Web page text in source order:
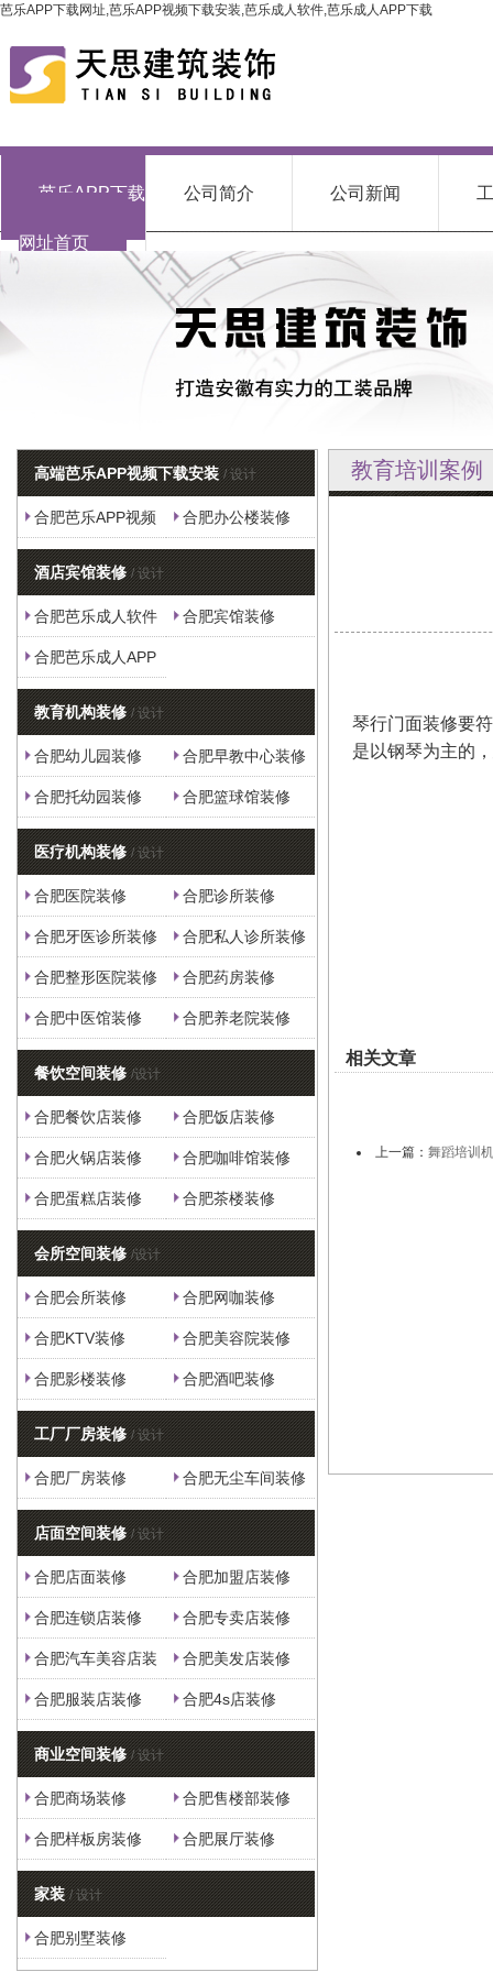
芭乐APP下载网址,芭乐APP视频下载安装,芭乐成人软件,芭乐成人APP下载
芭乐APP下载
网址首页
公司简介 公司新闻
高端芭乐APP视频下载安装 / 设计
合肥芭乐APP视频
下载安装
合肥办公楼装修
酒店宾馆装修 / 设计
合肥芭乐成人软件 合肥宾馆装修
合肥芭乐成人APP
下载
教育机构装修 / 设计
合肥幼儿园装修 合肥早教中心装修
合肥托幼园装修 合肥篮球馆装修
医疗机构装修 / 设计
合肥医院装修 合肥诊所装修
合肥牙医诊所装修 合肥私人诊所装修
合肥整形医院装修 合肥药房装修
合肥中医馆装修 合肥养老院装修
餐饮空间装修 /设计
合肥餐饮店装修 合肥饭店装修
合肥火锅店装修 合肥咖啡馆装修
合肥蛋糕店装修 合肥茶楼装修
会所空间装修 /设计
合肥会所装修 合肥网咖装修
合肥KTV装修 合肥美容院装修
合肥影楼装修 合肥酒吧装修
工厂厂房装修 / 设计
合肥厂房装修 合肥无尘车间装修
店面空间装修 / 设计
合肥店面装修 合肥加盟店装修
合肥连锁店装修 合肥专卖店装修
合肥汽车美容店装
修
合肥美发店装修
合肥服装店装修 合肥4s店装修
商业空间装修 / 设计
合肥商场装修 合肥售楼部装修
合肥样板房装修 合肥展厅装修
家装 / 设计
合肥别墅装修
教育培训案例
琴行门面装修要符
是以钢琴为主的
相关文章
上一篇： 舞蹈培训